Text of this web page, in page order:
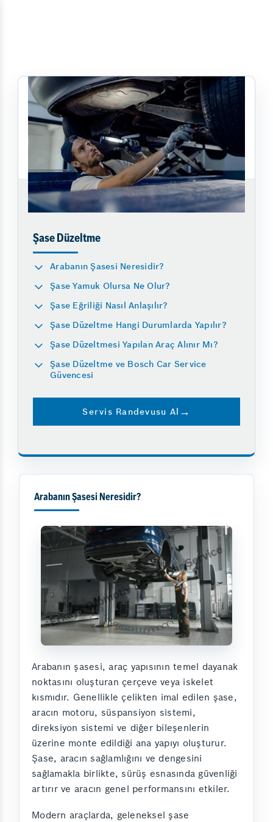
Şase Düzeltme
Arabanın Şasesi Neresidir?
Şase Yamuk Olursa Ne Olur?
Şase Eğriliği Nasıl Anlaşılır?
Şase Düzeltme Hangi Durumlarda Yapılır?
Şase Düzeltmesi Yapılan Araç Alınır Mı?
Şase Düzeltme ve Bosch Car Service
Güvencesi
Servis Randevusu Al
Arabanın Şasesi Neresidir?
Arabanın şasesi, araç yapısının temel dayanak
noktasını oluşturan çerçeve veya iskelet
kısmıdır. Genellikle çelikten imal edilen şase,
aracın motoru, süspansiyon sistemi,
direksiyon sistemi ve diğer bileşenlerin
üzerine monte edildiği ana yapıyı oluşturur.
Şase, aracın sağlamlığını ve dengesini
sağlamakla birlikte, sürüş esnasında güvenliği
artırır ve aracın genel performansını etkiler.
Modern araçlarda, geleneksel şase